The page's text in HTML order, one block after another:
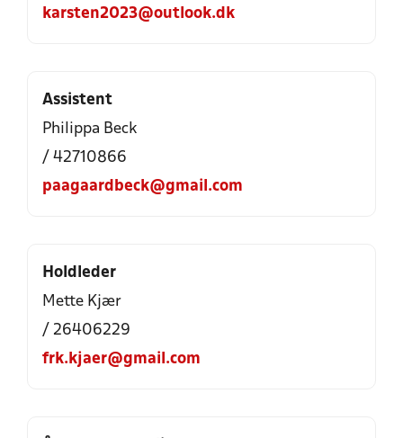
karsten2023@outlook.dk
Assistent
Philippa Beck
/ 42710866
paagaardbeck@gmail.com
Holdleder
Mette Kjær
/ 26406229
frk.kjaer@gmail.com